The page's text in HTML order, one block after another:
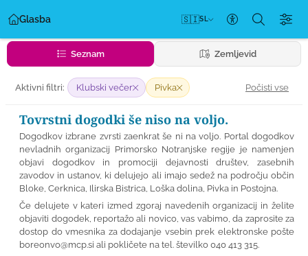
Glasba 🇸🇮SL
Nastavitve
Seznam Zemljevid
Aktivni filtri: Klubski večer Pivka Počisti vse
Tovrstni dogodki še niso na voljo.
Dogodkov izbrane zvrsti zaenkrat še ni na voljo. Portal dogodkov
nevladnih organizacij Primorsko Notranjske regije je namenjen
objavi dogodkov in promociji dejavnosti društev, zasebnih
zavodov in ustanov, ki delujejo ali imajo sedež na področju občin
Bloke, Cerknica, Ilirska Bistrica, Loška dolina, Pivka in Postojna.
Če delujete v kateri izmed zgoraj navedenih organizacij in želite
objaviti dogodek, reportažo ali novico, vas vabimo, da zaprosite za
dostop do vmesnika za dodajanje vsebin prek elektronske pošte
boreonvo@mcp.si ali pokličete na tel. številko 040 413 315.